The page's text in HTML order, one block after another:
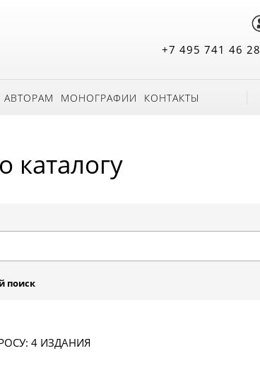
+7 495 741 46 28
АВТОРАМ МОНОГРАФИИ КОНТАКТЫ
каталогу
поиск
4 ИЗДАНИЯ